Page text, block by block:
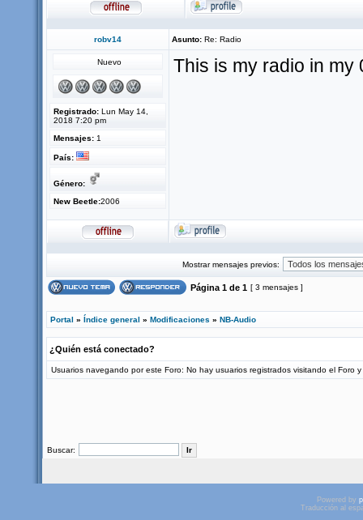
robv14 Asunto: Re: Radio
Nuevo
Registrado: Lun May 14,
2018 7:20 pm
Mensajes: 1
País:
Género:
New Beetle:2006
This is my radio in my
Mostrar mensajes previos:
Página 1 de 1 [ 3 mensajes ]
Portal » Índice general » Modificaciones » NB-Audio
¿Quién está conectado?
Usuarios navegando por este Foro: No hay usuarios registrados visitando el Foro
Buscar:
Powered by
Traducción al